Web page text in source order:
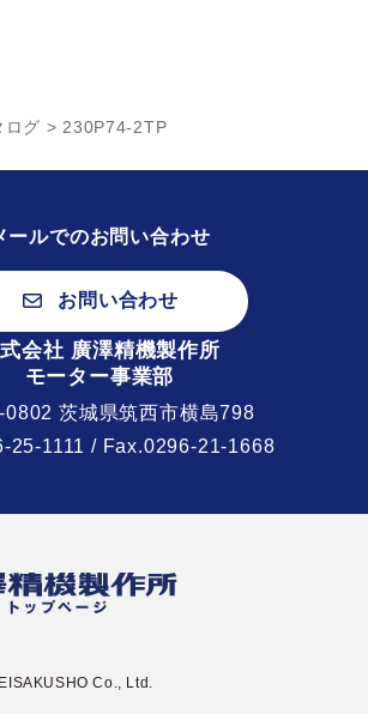
ログ > 230P74-2TP
ールでのお問い合わせ
お問い合わせ
会社 廣澤精機製作所
モーター事業部
0802 茨城県筑西市横島798
25-1111 / Fax.0296-21-1668
Co., Ltd.